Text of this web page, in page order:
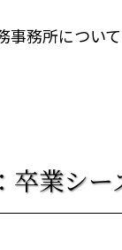
事務所について
卒業シ